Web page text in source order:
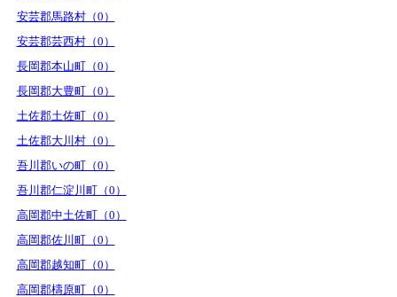
安芸郡馬路村（0）
安芸郡芸西村（0）
長岡郡本山町（0）
長岡郡大豊町（0）
土佐郡土佐町（0）
土佐郡大川村（0）
吾川郡いの町（0）
吾川郡仁淀川町（0）
高岡郡中土佐町（0）
高岡郡佐川町（0）
高岡郡越知町（0）
高岡郡檮原町（0）